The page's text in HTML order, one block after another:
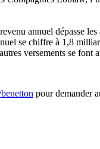
annuel dépasse
se chiffre à 1,8
versements se
pour demander